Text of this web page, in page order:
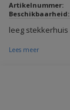
Artikelnummer:
Beschikbaarheid:
leeg stekkerhuis
Lees meer